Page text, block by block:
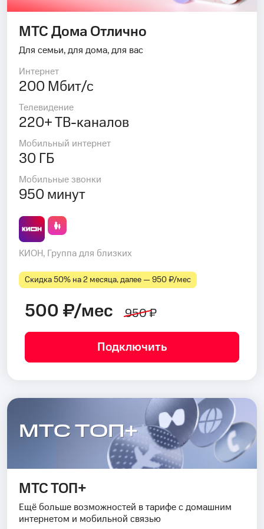
МТС Дома Отлично
Для семьи, для дома, для вас
Интернет
200 Мбит/с
Телевидение
220+ ТВ-каналов
Мобильный интернет
30 ГБ
Мобильные звонки
950 минут
КИОН, Группа для близких
Скидка 50% на 2 месяца, далее — 950 ₽⁠/⁠мес
500 ₽/мес 950 ₽
Подключить
МТС ТОП+
МТС ТОП+
Ещё больше возможностей в тарифе с домашним
интернетом и мобильной связью